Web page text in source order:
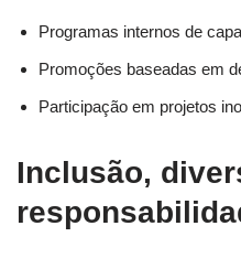
Programas internos de
Promoções baseadas em
Participação em projetos
Inclusão,